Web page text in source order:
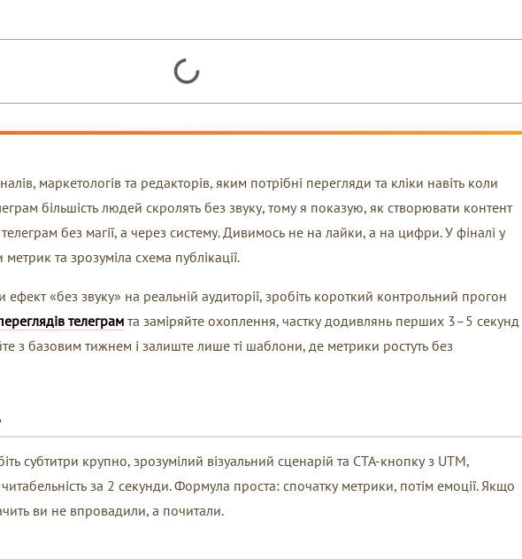
маркетологів та редакторів, яким потрібні перегляди та кліки навіть коли
більшість людей скролять без звуку, тому я показую, як створювати контент
без магії, а через систему. Дивимось не на лайки, а на цифри. У фіналі у
та зрозуміла схема публікації.
ефект «без звуку» на реальній аудиторії, зробіть короткий контрольний прогон
телеграм та заміряйте охоплення, частку додивлянь перших 3–5 секунд
з базовим тижнем і залиште лише ті шаблони, де метрики ростуть без
субтитри крупно, зрозумілий візуальний сценарій та CTA-кнопку з UTM,
за 2 секунди. Формула проста: спочатку метрики, потім емоції. Якщо
ви не впровадили, а почитали.